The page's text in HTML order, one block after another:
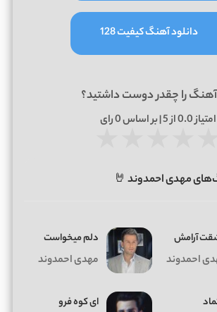
دانلود آهنگ کیفیت 128
را چقدر دوست داشتید؟
امتیاز0.0از 5 | بر اساس 0رای
مهدی احمدوند 🤘
آرامش
احمدوند
دلم میخواست
مهدی احمدوند
ای کوه فرو